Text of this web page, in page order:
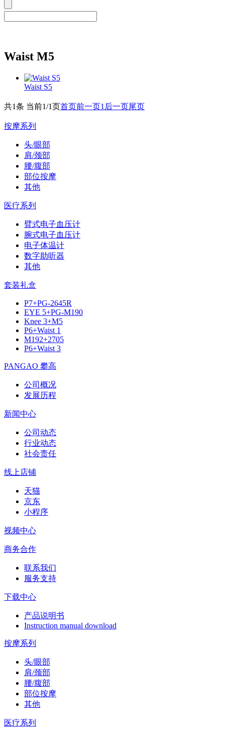
Waist M5
Waist S5
共1条 当前1/1页首页前一页1 后一页尾页
按摩系列
头/眼部
肩/颈部
腰/腹部
部位按摩
其他
医疗系列
臂式电子血压计
腕式电子血压计
电子体温计
数字助听器
其他
套装礼盒
P7+PG-2645R
EYE 5+PG-M190
Knee 3+M5
P6+Waist 1
M192+2705
P6+Waist 3
PANGAO 攀高
公司概况
发展历程
新闻中心
公司动态
行业动态
社会责任
线上店铺
天猫
京东
小程序
视频中心
商务合作
联系我们
服务支持
下载中心
产品说明书
Instruction manual download
按摩系列
头/眼部
肩/颈部
腰/腹部
部位按摩
其他
医疗系列